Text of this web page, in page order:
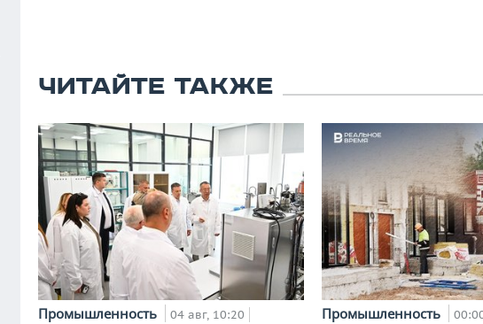
ЧИТАЙТЕ ТАКЖЕ
Промышленность 04 авг, 10:20 Промышленность